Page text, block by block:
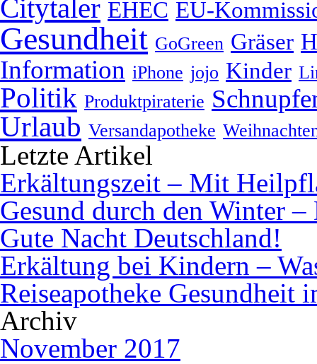
Citytaler EHEC EU-
Gesundheit GoGreen Gräser
Information iPhone jojo Kinder
Politik Produktpiraterie
Urlaub Versandapotheke
Letzte Artikel
Erkältungszeit – Mit
Gesund durch den Winter
Gute Nacht Deutschland!
Erkältung bei Kindern –
Reiseapotheke Gesundheit
Archiv
November 2017